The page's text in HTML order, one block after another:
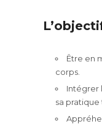
Être en
corps.
Intégrer
sa